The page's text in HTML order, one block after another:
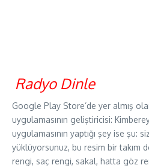
Radyo Dinle
Google Play Store’de yer almış
uygulamasının geliştiricisi:
uygulamasının yaptığı şey ise şu:
yüklüyorsunuz, bu resim bir takım
rengi, saç rengi, sakal, hatta göz